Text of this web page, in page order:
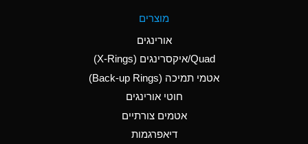
Aluminum Nitrate
(Aqueous)
Aluminum Phosphate
מוצרים
אורינגים
Quad/איקסרינגים (X-Rings)
אטמי תמיכה (Back-up Rings)
חוטי אורינגים
אטמים צורתיים
דיאפרגמות